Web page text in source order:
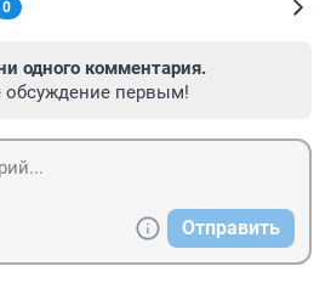
0
одного комментария.
обсуждение первым!
Отправить